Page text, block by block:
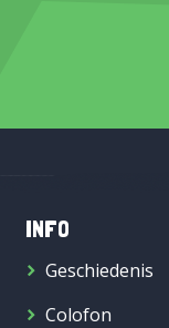
INFO
Geschiedenis
Colofon